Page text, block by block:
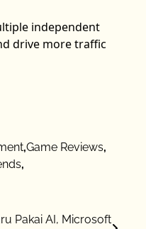
independent
drive more traffic
,Game Reviews,
,
Pakai AI, Microsoft